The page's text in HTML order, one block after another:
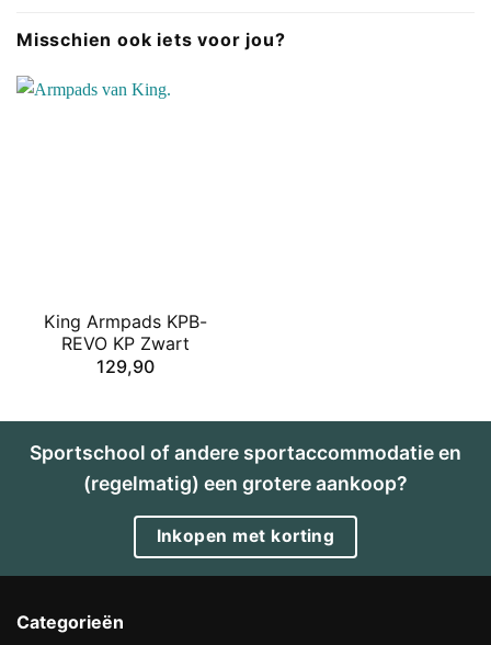
Misschien ook iets voor jou?
King Armpads KPB-
REVO KP Zwart
129,90
Sportschool of andere sportaccommodatie en
(regelmatig) een grotere aankoop?
Inkopen met korting
Categorieën